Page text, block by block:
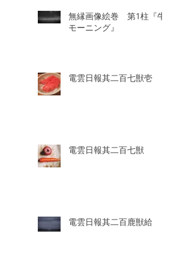
無縁画像絵巻 第1柱『牛
モーニング』
電雲日報其二百七獣壱
電雲日報其二百七獣
電雲日報其二百鹿獣給